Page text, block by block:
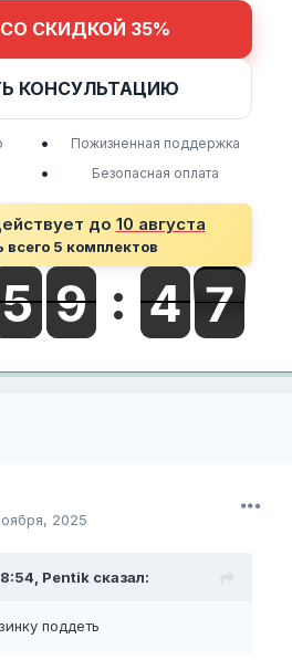
СКИДКОЙ 35%
КОНСУЛЬТАЦИЮ
•
Пожизненная поддержка
• Безопасная оплата
до 10 августа
всего 5 комплектов
2025
Pentik сказал:
поддеть